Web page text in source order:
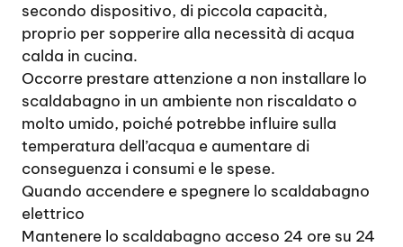
secondo dispositivo, di piccola capacità,
proprio per sopperire alla necessità di acqua
calda in cucina.
Occorre prestare attenzione a non installare lo
scaldabagno in un ambiente non riscaldato o
molto umido, poiché potrebbe influire sulla
temperatura dell’acqua e aumentare di
conseguenza i consumi e le spese.
Quando accendere e spegnere lo scaldabagno
elettrico
Mantenere lo scaldabagno acceso 24 ore su 24